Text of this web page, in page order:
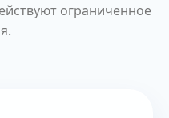
ограниченное